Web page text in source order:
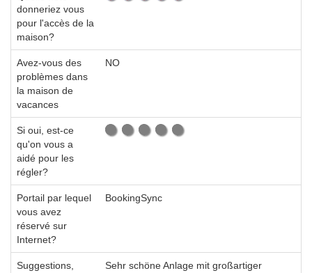
donneriez vous
pour l'accès de la
maison?
Avez-vous des
problèmes dans
la maison de
vacances
NO
Si oui, est-ce
qu'on vous a
aidé pour les
régler?
Portail par lequel
vous avez
réservé sur
Internet?
BookingSync
Suggestions,
Sehr schöne Anlage mit großartiger